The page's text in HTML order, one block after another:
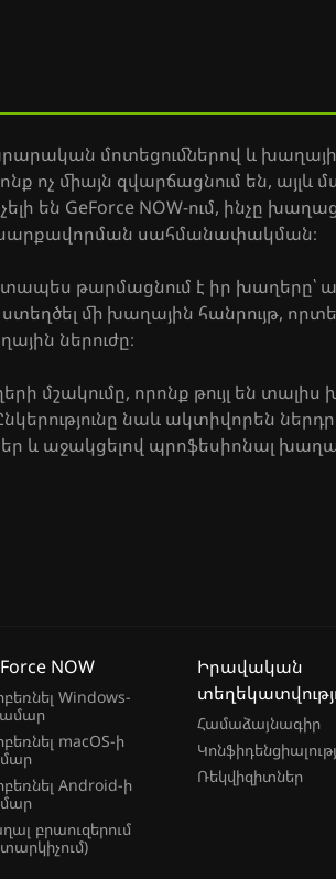
մոտեցումներով և
ոչ միայն զվարճացնում են,
են GeForce NOW-ում, ինչը
սարքավորման սահմանափակման։
թարմացնում է իր խաղերը՝
մի խաղային հանրույթ, որտեղ
ներուժը։
մշակումը, որոնք թույլ են
նաև ակտիվորեն
և աջակցելով պրոֆեսիոնալ
NOW
Windows-
macOS-ի
Android-ի
բրաուզերում
Իրավական
Համաձայնագիր
Ռեկվիզիտներ